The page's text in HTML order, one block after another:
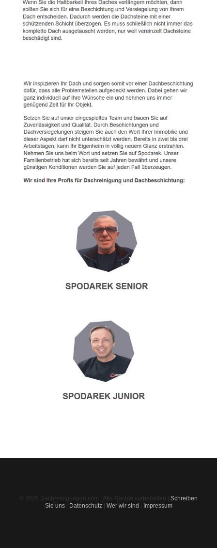
© 2026 Dachreinigungen.com | Alle Rechte vorbehalten | Schreiben
Sie uns| Datenschutz| Wer wir sind | Impressum